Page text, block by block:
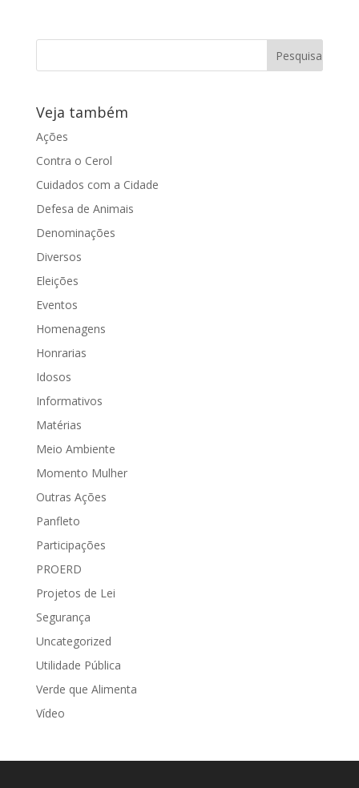
tratamento
de pacientes
com câncer
esteve presente durante solenidade de
entrega do valor angariado Na tarde
Veja também
Ações
Contra o Cerol
Cuidados com a Cidade
Defesa de Animais
Denominações
Diversos
Eleições
Eventos
Homenagens
Honrarias
Idosos
Informativos
Matérias
Meio Ambiente
Momento Mulher
Outras Ações
Panfleto
Participações
PROERD
Projetos de Lei
Segurança
Uncategorized
Utilidade Pública
Verde que Alimenta
Vídeo